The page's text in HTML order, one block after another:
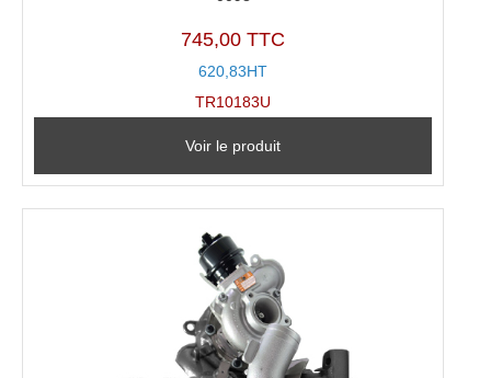
745,00 TTC
620,83HT
TR10183U
Voir le produit